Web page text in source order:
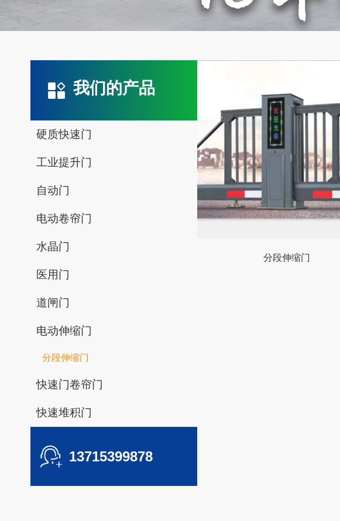
我们的产品
硬质快速门
工业提升门
自动门
电动卷帘门
水晶门
医用门
道闸门
电动伸缩门
分段伸缩门
快速门卷帘门
快速堆积门
13715399878
分段伸缩门